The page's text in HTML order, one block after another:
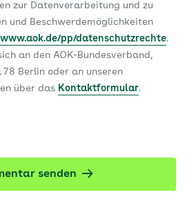
zur Datenverarbeitung und zu
und Beschwerdemöglichkeiten
pp/datenschutzrechte.
an den AOK-Bundesverband,
Berlin oder an unseren
über das Kontaktformular.
senden